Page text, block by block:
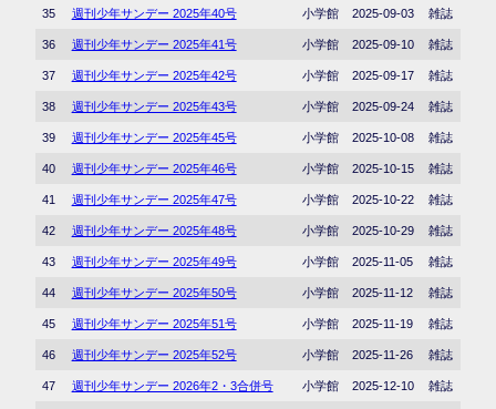
35 週刊少年サンデー 2025年40号 小学館 2025-09-03 雑誌
36 週刊少年サンデー 2025年41号 小学館 2025-09-10 雑誌
37 週刊少年サンデー 2025年42号 小学館 2025-09-17 雑誌
38 週刊少年サンデー 2025年43号 小学館 2025-09-24 雑誌
39 週刊少年サンデー 2025年45号 小学館 2025-10-08 雑誌
40 週刊少年サンデー 2025年46号 小学館 2025-10-15 雑誌
41 週刊少年サンデー 2025年47号 小学館 2025-10-22 雑誌
42 週刊少年サンデー 2025年48号 小学館 2025-10-29 雑誌
43 週刊少年サンデー 2025年49号 小学館 2025-11-05 雑誌
44 週刊少年サンデー 2025年50号 小学館 2025-11-12 雑誌
45 週刊少年サンデー 2025年51号 小学館 2025-11-19 雑誌
46 週刊少年サンデー 2025年52号 小学館 2025-11-26 雑誌
47 週刊少年サンデー 2026年2・3合併号 小学館 2025-12-10 雑誌